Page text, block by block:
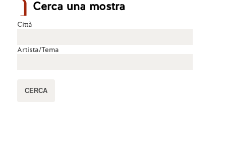
Cerca una mostra
Città
Artista/Tema